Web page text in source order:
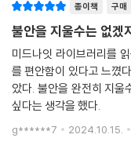
는 법을 배울 수 있어야 한
숨겨둔 진실을 향해 물을
달려 있을 수도 있다.”
일상의 모든 영역에서 불
사학, 사회학, 심리학, 경
책에는 오랜 불안장애를
와일, 유발 하라리, 대니얼
종이책 구매
불안을 지울수는 없겠
미드나잇 라이브러리를
를 편안함이 있다고 느꼈
았다. 불안을 완전히 지울
싶다는 생각을 했다.
g******7 2024.10.15.